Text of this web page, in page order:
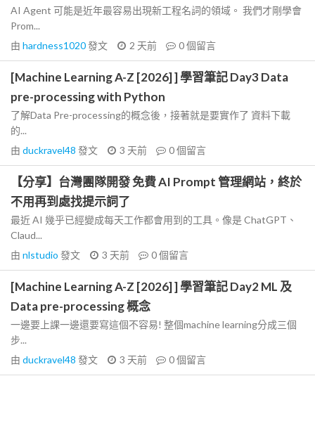
AI Agent 可能是近年最容易出現新工程名詞的領域。 我們才剛學會
Prom...
由 hardness1020發文 2 天前 0個留言
[Machine Learning A-Z [2026] ] 學習筆記 Day3 Data
pre-processing with Python
了解Data Pre-processing的概念後，接著就是要實作了 資料下載
的...
由 duckravel48 發文 3 天前 0個留言
【分享】台灣團隊開發 免費 AI Prompt 管理網站，終於
不用再到處找提示詞了
最近 AI 幾乎已經變成每天工作都會用到的工具。像是 ChatGPT、
Claud...
由 nlstudio 發文 3 天前 0個留言
[Machine Learning A-Z [2026] ] 學習筆記 Day2 ML 及
Data pre-processing 概念
一邊要上課一邊還要寫這個不容易! 整個machine learning分成三個
步...
由 duckravel48 發文 3 天前 0個留言